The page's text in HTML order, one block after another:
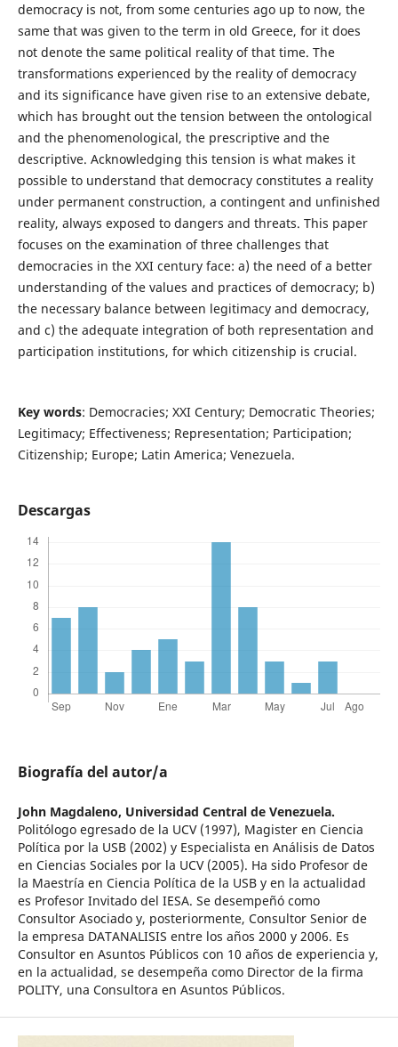
democracy is not, from some centuries ago up to now, the
same that was given to the term in old Greece, for it does
not denote the same political reality of that time. The
transformations experienced by the reality of democracy
and its significance have given rise to an extensive debate,
which has brought out the tension between the ontological
and the phenomenological, the prescriptive and the
descriptive. Acknowledging this tension is what makes it
possible to understand that democracy constitutes a reality
under permanent construction, a contingent and unfinished
reality, always exposed to dangers and threats. This paper
focuses on the examination of three challenges that
democracies in the XXI century face: a) the need of a better
understanding of the values and practices of democracy; b)
the necessary balance between legitimacy and democracy,
and c) the adequate integration of both representation and
participation institutions, for which citizenship is crucial.
Key words: Democracies; XXI Century; Democratic Theories;
Legitimacy; Effectiveness; Representation; Participation;
Citizenship; Europe; Latin America; Venezuela.
Descargas
Biografía del autor/a
John Magdaleno, Universidad Central de Venezuela.
Politólogo egresado de la UCV (1997), Magister en Ciencia
Política por la USB (2002) y Especialista en Análisis de Datos
en Ciencias Sociales por la UCV (2005). Ha sido Profesor de
la Maestría en Ciencia Política de la USB y en la actualidad
es Profesor Invitado del IESA. Se desempeñó como
Consultor Asociado y, posteriormente, Consultor Senior de
la empresa DATANALISIS entre los años 2000 y 2006. Es
Consultor en Asuntos Públicos con 10 años de experiencia y,
en la actualidad, se desempeña como Director de la firma
POLITY, una Consultora en Asuntos Públicos.